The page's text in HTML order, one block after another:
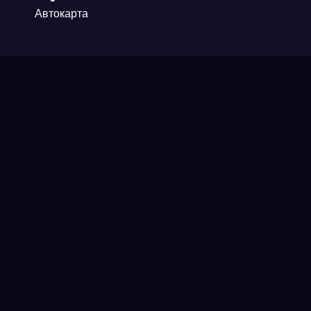
Автокарта